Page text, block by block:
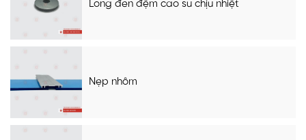
Long đen đệm cao su chịu nhiệt
Nẹp nhôm